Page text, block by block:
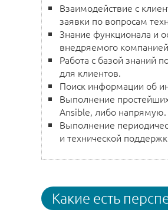
Взаимодействие с
заявки по вопросам
Знание функционала и
внедряемого
Работа с базой знаний
для клиентов.
Поиск информации об
Выполнение
Ansible, либо напрямую.
Выполнение
и технической
Какие есть